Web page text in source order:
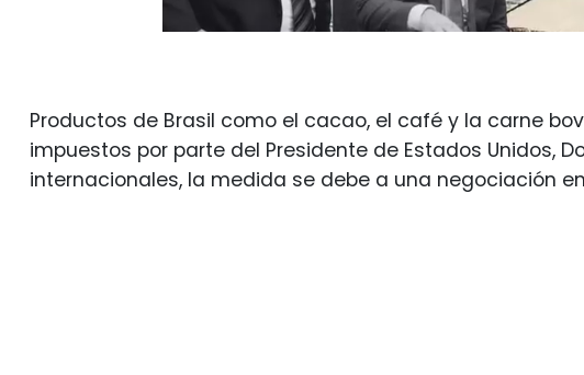
Productos de Brasil como el cacao, el café y la carne
impuestos por parte del Presidente de Estados Unidos,
internacionales, la medida se debe a una negociación